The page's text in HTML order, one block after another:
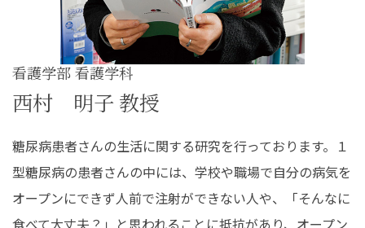
看護学部 看護学科
西村 明子 教授
糖尿病患者さんの生活に関する研究を行っております。１
型糖尿病の患者さんの中には、学校や職場で自分の病気を
オープンにできず人前で注射ができない人や、「そんなに
食べて大丈夫？」と思われることに抵抗があり、オープン